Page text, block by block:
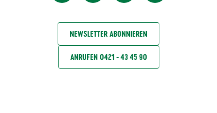
NEWSLETTER ABONNIEREN
ANRUFEN 0421 - 43 45 90